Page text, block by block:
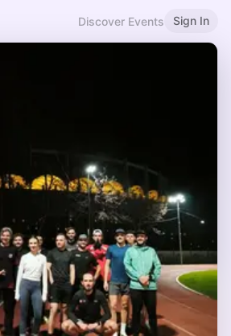
Discover Events Sign In